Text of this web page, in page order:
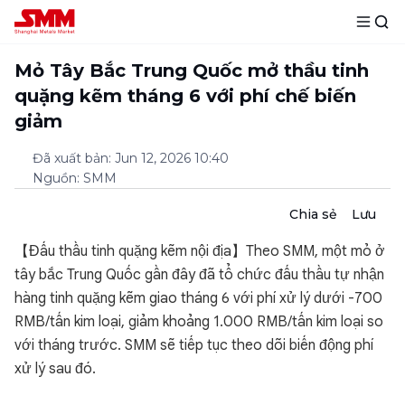
Mỏ Tây Bắc Trung Quốc mở thầu tinh
quặng kẽm tháng 6 với phí chế biến
giảm
Đã xuất bản: Jun 12, 2026 10:40
Nguồn: SMM
Chia sẻ Lưu
【Đấu thầu tinh quặng kẽm nội địa】Theo SMM, một mỏ ở
tây bắc Trung Quốc gần đây đã tổ chức đấu thầu tự nhận
hàng tinh quặng kẽm giao tháng 6 với phí xử lý dưới -700
RMB/tấn kim loại, giảm khoảng 1.000 RMB/tấn kim loại so
với tháng trước. SMM sẽ tiếp tục theo dõi biến động phí
xử lý sau đó.